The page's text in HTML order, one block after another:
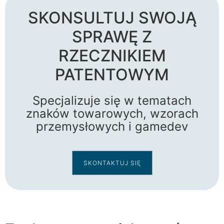
SKONSULTUJ SWOJĄ
SPRAWĘ Z
RZECZNIKIEM
PATENTOWYM
Specjalizuje się w tematach
znaków towarowych, wzorach
przemysłowych i gamedev
SKONTAKTUJ SIĘ